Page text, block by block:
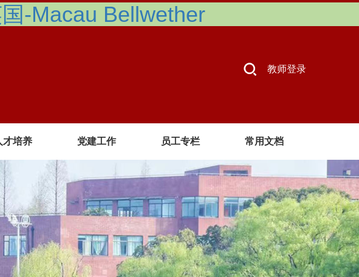
-Macau Bellwether
教师登录
才培养 党建工作 员工专栏 常用文档